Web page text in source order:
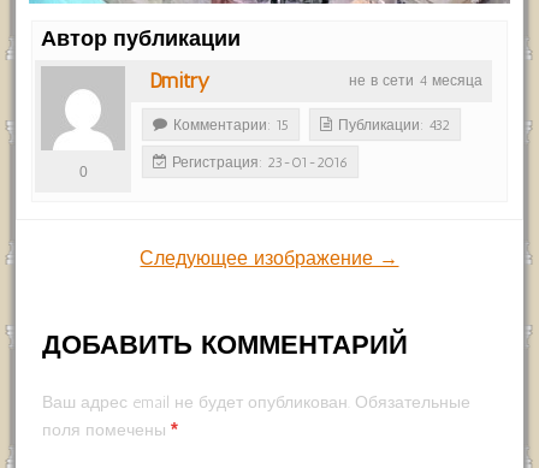
Автор публикации
не в сети 4 месяца
Dmitry
0
Комментарии: 15 Публикации: 432
Регистрация: 23-01-2016
Следующее изображение →
ДОБАВИТЬ КОММЕНТАРИЙ
Ваш адрес email не будет опубликован. Обязательные
поля помечены *